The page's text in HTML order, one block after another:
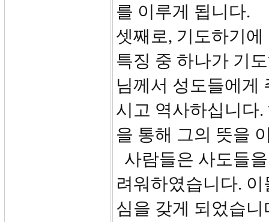
를 이루게 됩니다.
셋째로, 기도하기
특징 중 하나가 기
님께서 성도들에게
시고 역사하십니다
을 통해 그의 뜻을
사람들은 사도들
려워하였습니다.
심을 갖게 되었습